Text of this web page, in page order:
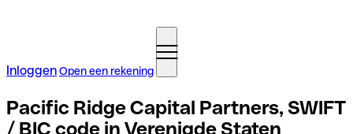
InloggenOpen een rekening
Pacific Ridge Capital Partners, SWIFT
/ BIC code in Verenigde Staten